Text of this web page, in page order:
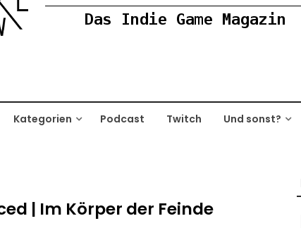
Kategorien Podcast Twitch Und sonst?
| Im Körper der Feinde